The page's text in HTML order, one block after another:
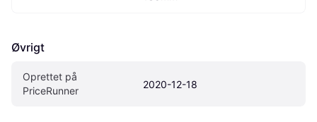
Øvrigt
Oprettet på
PriceRunner
2020-12-18